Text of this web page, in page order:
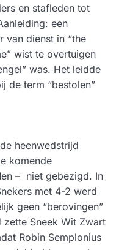
en stafleden tot
een
van dienst in “the
wist te overtuigen
was. Het leidde
de term “bestolen”
heenwedstrijd
komende
– niet gebezigd. In
met 4-2 werd
geen “berovingen”
zette Sneek Wit Zwart
Robin Semplonius